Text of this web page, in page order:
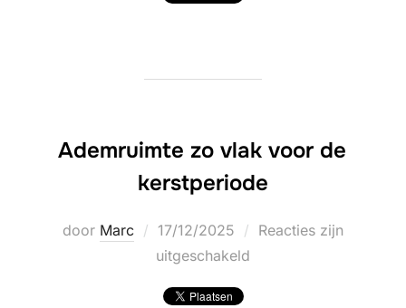
Ademruimte zo vlak voor de
kerstperiode
door Marc
Geplaatst
op
17/12/2025
Reacties zijn
uitgeschakeld